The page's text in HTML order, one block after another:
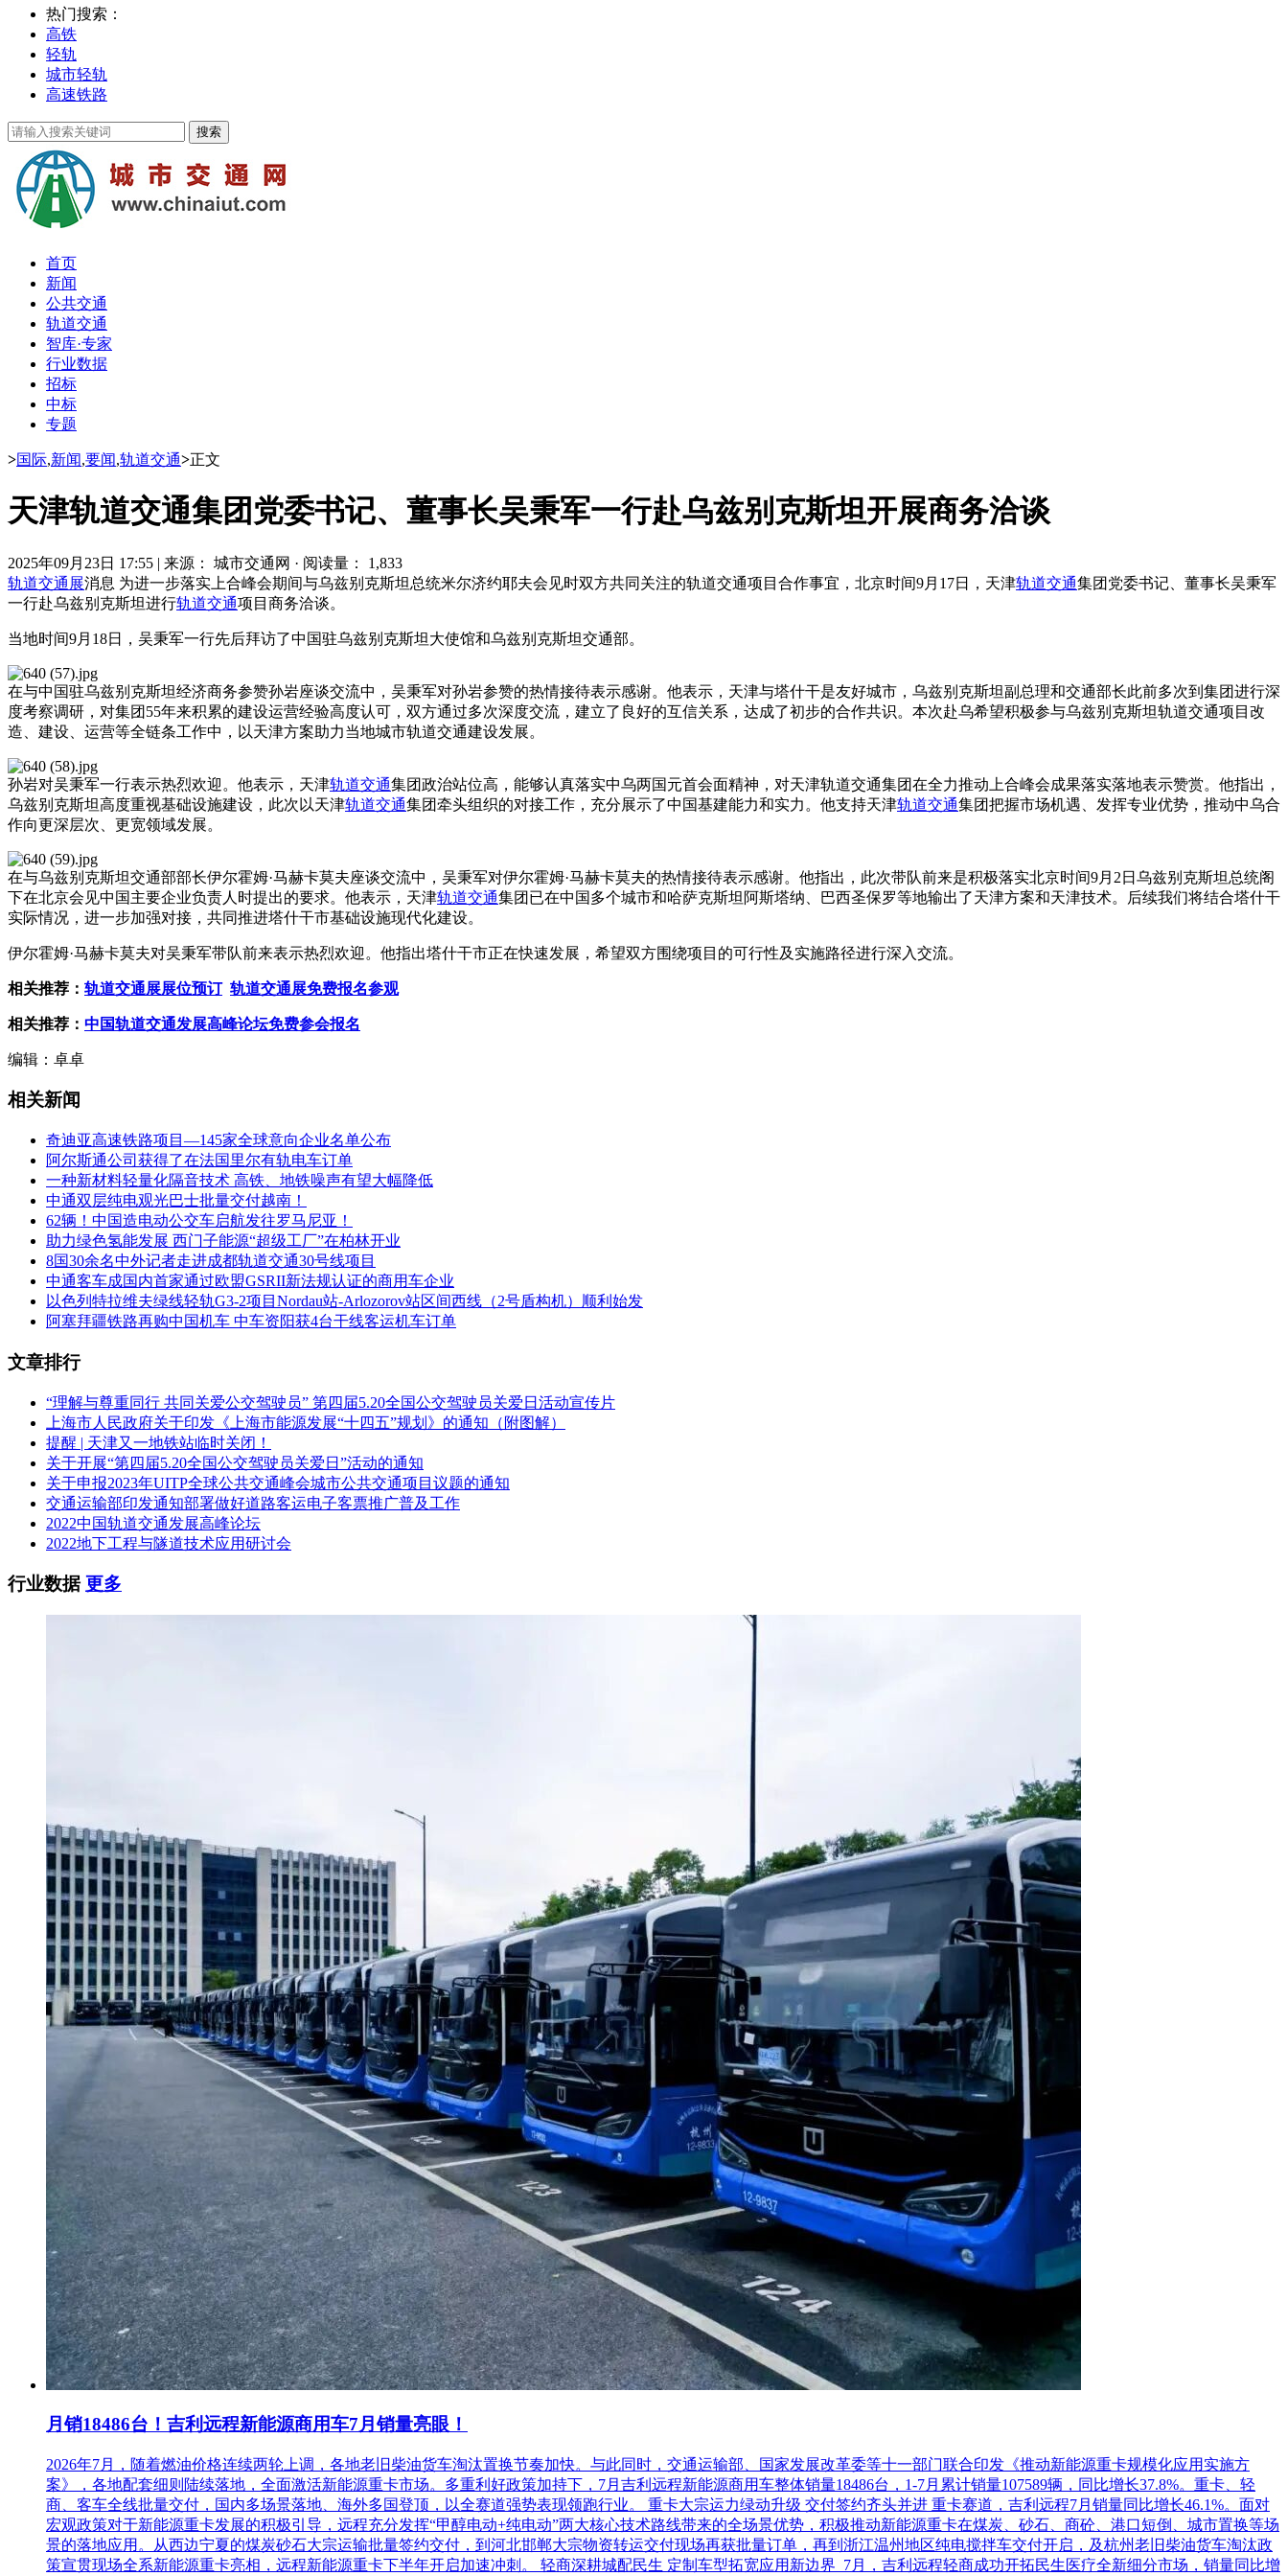
热门搜索：
高铁
轻轨
城市轻轨
高速铁路
首页
新闻
公共交通
轨道交通
智库·专家
行业数据
招标
中标
专题
>国际,新闻,要闻,轨道交通>正文
天津轨道交通集团党委书记、董事长吴秉军一行赴乌兹别克斯坦开展商务洽谈
2025年09月23日 17:55 | 来源： 城市交通网 · 阅读量： 1,833
轨道交通展消息 为进一步落实上合峰会期间与乌兹别克斯坦总统米尔济约耶夫会见时双方共同关注的轨道交通项目合作事宜，北京时间9月17日，天津轨道交通集团党委书记、董事长吴秉军
一行赴乌兹别克斯坦进行轨道交通项目商务洽谈。
当地时间9月18日，吴秉军一行先后拜访了中国驻乌兹别克斯坦大使馆和乌兹别克斯坦交通部。
在与中国驻乌兹别克斯坦经济商务参赞孙岩座谈交流中，吴秉军对孙岩参赞的热情接待表示感谢。他表示，天津与塔什干是友好城市，乌兹别克斯坦副总理和交通部长此前多次到集团进行深
度考察调研，对集团55年来积累的建设运营经验高度认可，双方通过多次深度交流，建立了良好的互信关系，达成了初步的合作共识。本次赴乌希望积极参与乌兹别克斯坦轨道交通项目改
造、建设、运营等全链条工作中，以天津方案助力当地城市轨道交通建设发展。
孙岩对吴秉军一行表示热烈欢迎。他表示，天津轨道交通集团政治站位高，能够认真落实中乌两国元首会面精神，对天津轨道交通集团在全力推动上合峰会成果落实落地表示赞赏。他指出，
乌兹别克斯坦高度重视基础设施建设，此次以天津轨道交通集团牵头组织的对接工作，充分展示了中国基建能力和实力。他支持天津轨道交通集团把握市场机遇、发挥专业优势，推动中乌合
作向更深层次、更宽领域发展。
在与乌兹别克斯坦交通部部长伊尔霍姆·马赫卡莫夫座谈交流中，吴秉军对伊尔霍姆·马赫卡莫夫的热情接待表示感谢。他指出，此次带队前来是积极落实北京时间9月2日乌兹别克斯坦总统阁
下在北京会见中国主要企业负责人时提出的要求。他表示，天津轨道交通集团已在中国多个城市和哈萨克斯坦阿斯塔纳、巴西圣保罗等地输出了天津方案和天津技术。后续我们将结合塔什干
实际情况，进一步加强对接，共同推进塔什干市基础设施现代化建设。
伊尔霍姆·马赫卡莫夫对吴秉军带队前来表示热烈欢迎。他指出塔什干市正在快速发展，希望双方围绕项目的可行性及实施路径进行深入交流。
相关推荐： 轨道交通展展位预订 轨道交通展免费报名参观
相关推荐： 中国轨道交通发展高峰论坛免费参会报名
编辑：卓卓
相关新闻
奇迪亚高速铁路项目—145家全球意向企业名单公布
阿尔斯通公司获得了在法国里尔有轨电车订单
一种新材料轻量化隔音技术 高铁、地铁噪声有望大幅降低
中通双层纯电观光巴士批量交付越南！
62辆！中国造电动公交车启航发往罗马尼亚！
助力绿色氢能发展 西门子能源“超级工厂”在柏林开业
8国30余名中外记者走进成都轨道交通30号线项目
中通客车成国内首家通过欧盟GSRII新法规认证的商用车企业
以色列特拉维夫绿线轻轨G3-2项目Nordau站-Arlozorov站区间西线（2号盾构机）顺利始发
阿塞拜疆铁路再购中国机车 中车资阳获4台干线客运机车订单
文章排行
“理解与尊重同行 共同关爱公交驾驶员” 第四届5.20全国公交驾驶员关爱日活动宣传片
上海市人民政府关于印发《上海市能源发展“十四五”规划》的通知（附图解）
提醒 | 天津又一地铁站临时关闭！
关于开展“第四届5.20全国公交驾驶员关爱日”活动的通知
关于申报2023年UITP全球公共交通峰会城市公共交通项目议题的通知
交通运输部印发通知部署做好道路客运电子客票推广普及工作
2022中国轨道交通发展高峰论坛
2022地下工程与隧道技术应用研讨会
行业数据更多
月销18486台！吉利远程新能源商用车7月销量亮眼！
2026年7月，随着燃油价格连续两轮上调，各地老旧柴油货车淘汰置换节奏加快。与此同时，交通运输部、国家发展改革委等十一部门联合印发《推动新能源重卡规模化应用实施方
案》，各地配套细则陆续落地，全面激活新能源重卡市场。多重利好政策加持下，7月吉利远程新能源商用车整体销量18486台，1-7月累计销量107589辆，同比增长37.8%。重卡、轻
商、客车全线批量交付，国内多场景落地、海外多国登顶，以全赛道强势表现领跑行业。 重卡大宗运力绿动升级 交付签约齐头并进 重卡赛道，吉利远程7月销量同比增长46.1%。面对
宏观政策对于新能源重卡发展的积极引导，远程充分发挥“甲醇电动+纯电动”两大核心技术路线带来的全场景优势，积极推动新能源重卡在煤炭、砂石、商砼、港口短倒、城市置换等场
景的落地应用。从西边宁夏的煤炭砂石大宗运输批量签约交付，到河北邯郸大宗物资转运交付现场再获批量订单，再到浙江温州地区纯电搅拌车交付开启，及杭州老旧柴油货车淘汰政
策宣贯现场全系新能源重卡亮相，远程新能源重卡下半年开启加速冲刺。 轻商深耕城配民生 定制车型拓宽应用新边界 7月，吉利远程轻商成功开拓民生医疗全新细分市场，销量同比增